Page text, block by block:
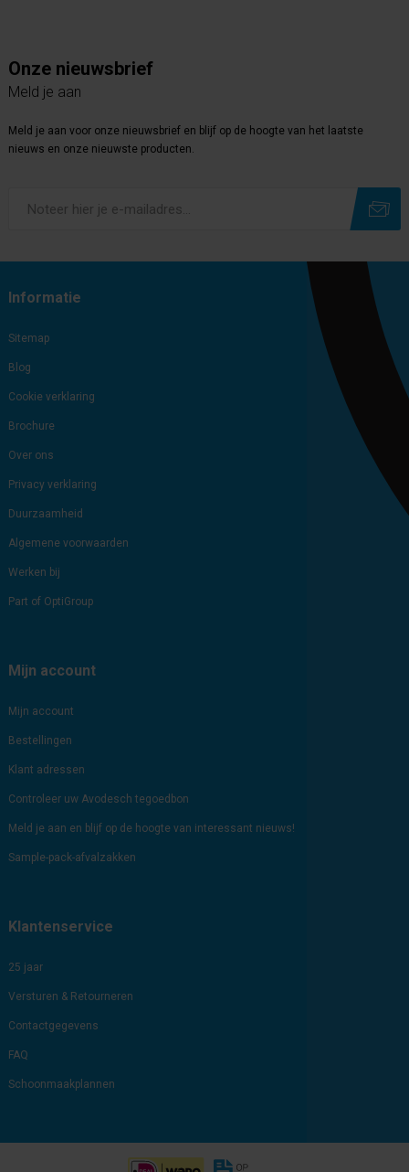
Onze nieuwsbrief
Meld je aan
Meld je aan voor onze nieuwsbrief en blijf op de hoogte van het laatste
nieuws en onze nieuwste producten.
Informatie
Sitemap
Blog
Cookie verklaring
Brochure
Over ons
Privacy verklaring
Duurzaamheid
Algemene voorwaarden
Werken bij
Part of OptiGroup
Mijn account
Mijn account
Bestellingen
Klant adressen
Controleer uw Avodesch tegoedbon
Meld je aan en blijf op de hoogte van interessant nieuws!
Sample-pack-afvalzakken
Klantenservice
25 jaar
Versturen & Retourneren
Contactgegevens
FAQ
Schoonmaakplannen